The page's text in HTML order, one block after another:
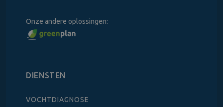
Onze andere oplossingen:
DIENSTEN
VOCHTDIAGNOSE